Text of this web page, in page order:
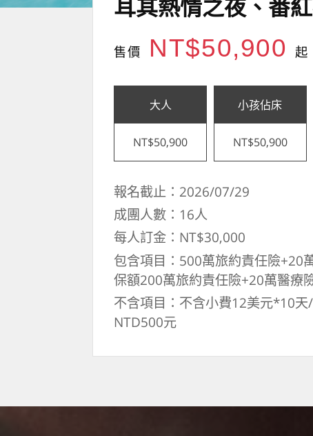
耳其熱情之夜、番
售價 NT$50,900起
大人
NT$50,900
小孩佔床
NT$50,900
報名截止：2026/07/29
成團人數：16人
每人訂金：NT$30,000
包含項目：500萬旅約責任險+20
保額200萬旅約責任險+20萬醫療
不含項目：不含小費12美元*10
NTD500元